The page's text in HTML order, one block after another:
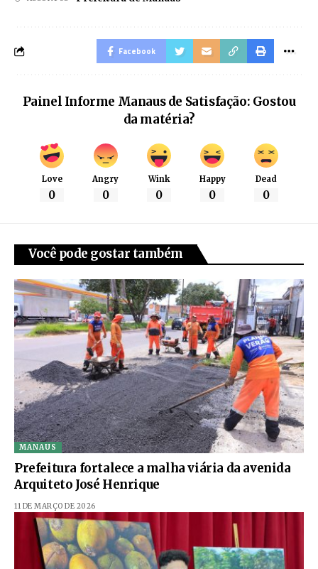
Facebook
Painel Informe Manaus de Satisfação: Gostou
da matéria?
Love
0
Angry
0
Wink
0
Happy
0
Dead
0
Você pode gostar também
MANAUS
Prefeitura fortalece a malha viária da avenida
Arquiteto José Henrique
11 DE MARÇO DE 2026